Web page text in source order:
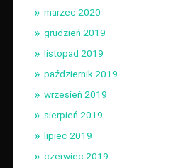
marzec 2020
grudzień 2019
listopad 2019
październik 2019
wrzesień 2019
sierpień 2019
lipiec 2019
czerwiec 2019